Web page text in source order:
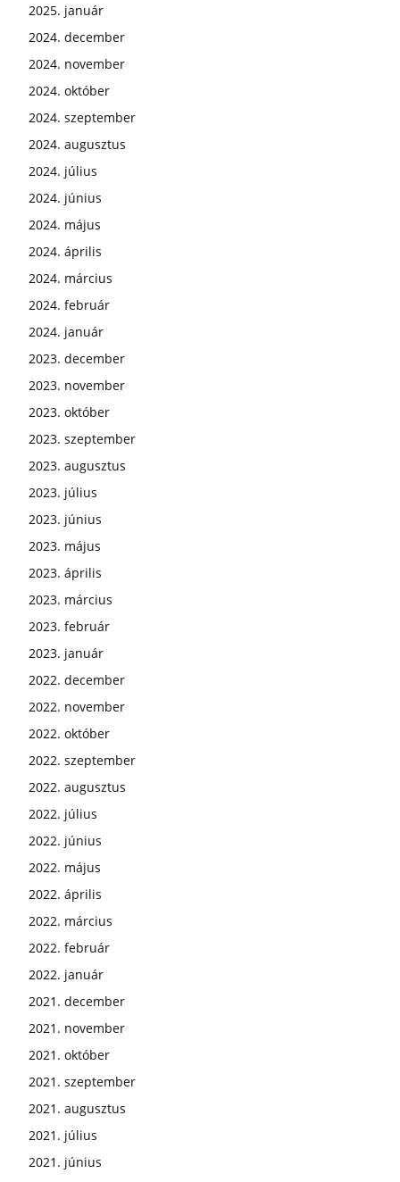
2025. január
2024. december
2024. november
2024. október
2024. szeptember
2024. augusztus
2024. július
2024. június
2024. május
2024. április
2024. március
2024. február
2024. január
2023. december
2023. november
2023. október
2023. szeptember
2023. augusztus
2023. július
2023. június
2023. május
2023. április
2023. március
2023. február
2023. január
2022. december
2022. november
2022. október
2022. szeptember
2022. augusztus
2022. július
2022. június
2022. május
2022. április
2022. március
2022. február
2022. január
2021. december
2021. november
2021. október
2021. szeptember
2021. augusztus
2021. július
2021. június